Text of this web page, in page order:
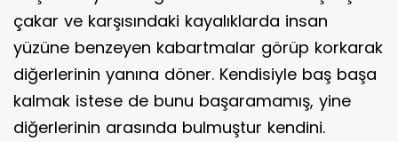
çakar ve karşısındaki kayalıklarda insan
yüzüne benzeyen kabartmalar görüp korkarak
diğerlerinin yanına döner. Kendisiyle baş başa
kalmak istese de bunu başaramamış, yine
diğerlerinin arasında bulmuştur kendini.